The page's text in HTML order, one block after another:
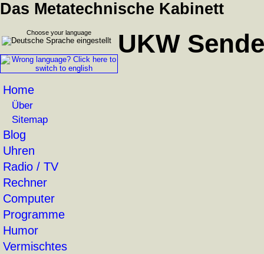
Das Metatechnische Kabinett
Choose your language
Home
Über
Sitemap
Blog
Uhren
Radio / TV
Rechner
Computer
Programme
Humor
Vermischtes
UKW